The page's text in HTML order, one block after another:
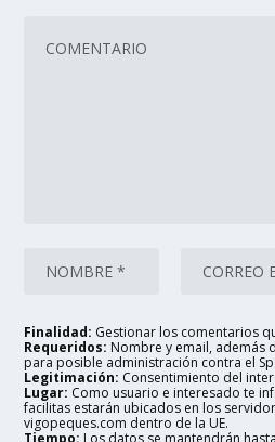
Finalidad: Gestionar los comentarios
Requeridos: Nombre y email, además
para posible administración contra el
Legitimación: Consentimiento del
Lugar: Como usuario e interesado te
facilitas estarán ubicados en los
vigopeques.com dentro de la UE.